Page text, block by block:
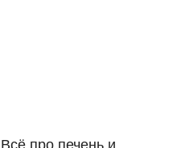
Всё про печень и